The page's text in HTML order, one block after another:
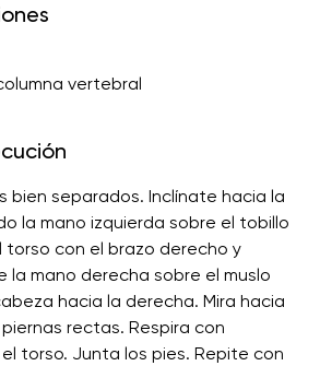
vertebral
bien separados. Inclínate hacia la
la mano izquierda sobre el tobillo
torso con el brazo derecho y
la mano derecha sobre el muslo
hacia la derecha. Mira hacia
rectas. Respira con
torso. Junta los pies. Repite con